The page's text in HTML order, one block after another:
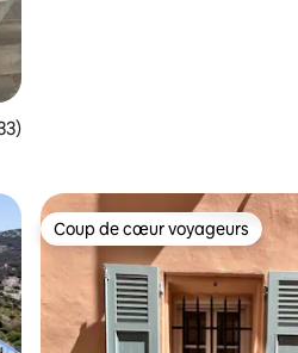
moyenne sur la base de 133
Coup de cœur voyageurs
Coup de cœur voyageurs